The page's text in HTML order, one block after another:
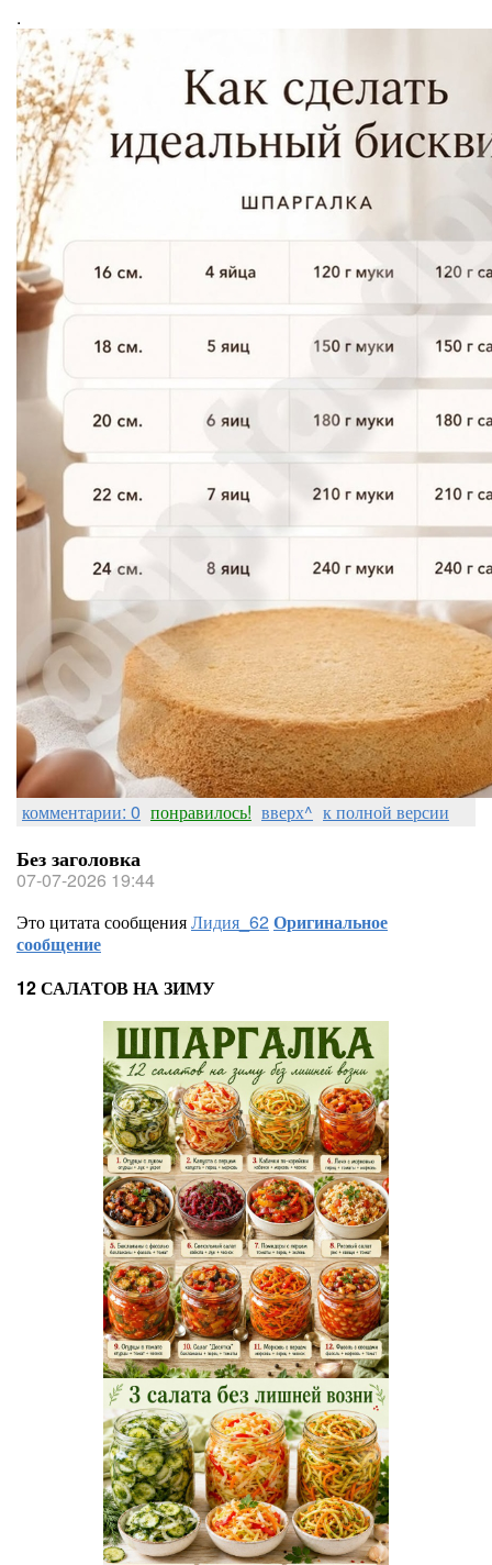
.
комментарии: 0 понравилось! вверх^ к полной версии
Без заголовка
07-07-2026 19:44
Это цитата сообщенияЛидия_62Оригинальное
сообщение
12 САЛАТОВ НА ЗИМУ